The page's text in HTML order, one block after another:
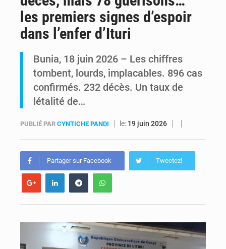
FRIVAO : le procès du détournement de 325 millions de dollars reporté à la mi-août
les premiers signes d’espoir
dans l’enfer d’Ituri
Bunia, 18 juin 2026 – Les chiffres
tombent, lourds, implacables. 896 cas
confirmés. 232 décès. Un taux de
létalité de…
PUBLIÉ PAR CYNTICHE PANDI le: 19 juin 2026
Partager sur Facebook Tweetez!